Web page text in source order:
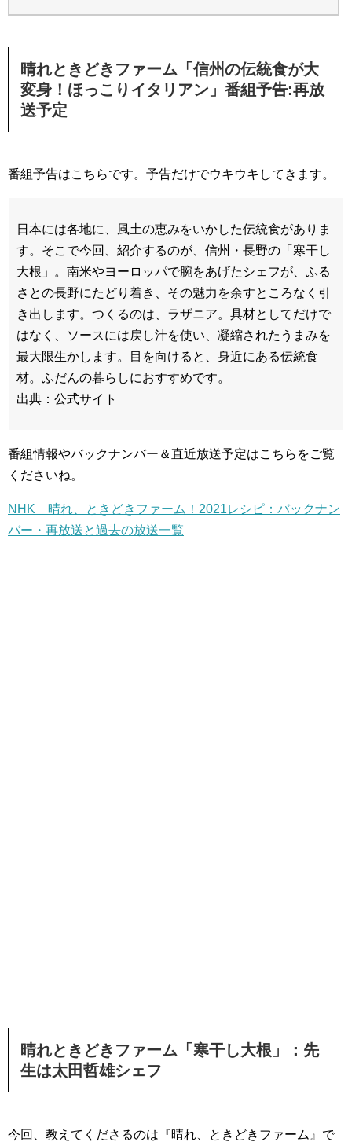
晴れときどきファーム「信州の伝統食が大
変身！ほっこりイタリアン」番組予告:再放
送予定
番組予告はこちらです。予告だけでウキウキしてきます。
日本には各地に、風土の恵みをいかした伝統食がありま
す。そこで今回、紹介するのが、信州・長野の「寒干し
大根」。南米やヨーロッパで腕をあげたシェフが、ふる
さとの長野にたどり着き、その魅力を余すところなく引
き出します。つくるのは、ラザニア。具材としてだけで
はなく、ソースには戻し汁を使い、凝縮されたうまみを
最大限生かします。目を向けると、身近にある伝統食
材。ふだんの暮らしにおすすめです。
出典：公式サイト
番組情報やバックナンバー＆直近放送予定はこちらをご覧
くださいね。
NHK 晴れ、ときどきファーム！2021レシピ：バックナン
バー・再放送と過去の放送一覧
晴れときどきファーム「寒干し大根」：先
生は太田哲雄シェフ
今回、教えてくださるのは『晴れ、ときどきファーム』で